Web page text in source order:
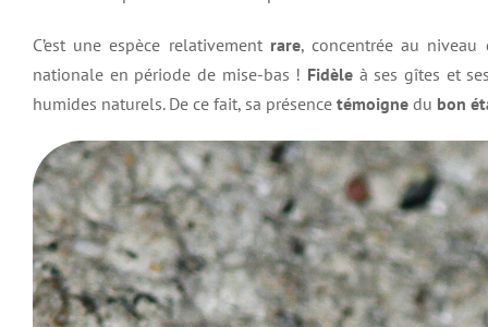
C’est une espèce relativement rare, concentrée au niveau
nationale en période de mise-bas ! Fidèle à ses gîtes et
humides naturels. De ce fait, sa présence témoigne du bon